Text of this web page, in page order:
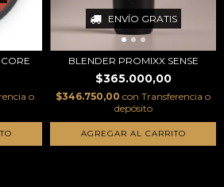
o
ENVÍO GRATIS
BLENDER PROMIXX SENSE
$365.000,00
$346.750,00 con Transferencia o
depósito
AGREGAR AL CARRITO